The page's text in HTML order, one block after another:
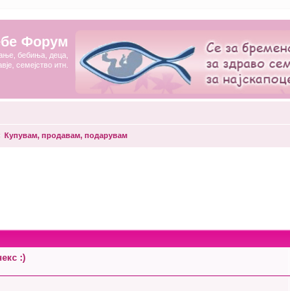
Форум
бебиња, деца,
семејство итн.
Купувам, продавам, подарувам
:)